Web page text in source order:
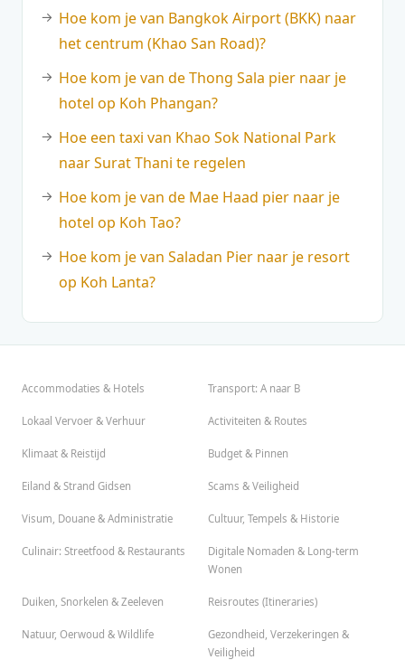
Hoe kom je van Bangkok Airport (BKK) naar
het centrum (Khao San Road)?
Hoe kom je van de Thong Sala pier naar je
hotel op Koh Phangan?
Hoe een taxi van Khao Sok National Park
naar Surat Thani te regelen
Hoe kom je van de Mae Haad pier naar je
hotel op Koh Tao?
Hoe kom je van Saladan Pier naar je resort
op Koh Lanta?
Accommodaties & Hotels Transport: A naar B
Lokaal Vervoer & Verhuur Activiteiten & Routes
Klimaat & Reistijd Budget & Pinnen
Eiland & Strand Gidsen Scams & Veiligheid
Visum, Douane & Administratie Cultuur, Tempels & Historie
Culinair: Streetfood & Restaurants
Digitale Nomaden & Long-term
Wonen
Duiken, Snorkelen & Zeeleven Reisroutes (Itineraries)
Natuur, Oerwoud & Wildlife
Gezondheid, Verzekeringen &
Veiligheid